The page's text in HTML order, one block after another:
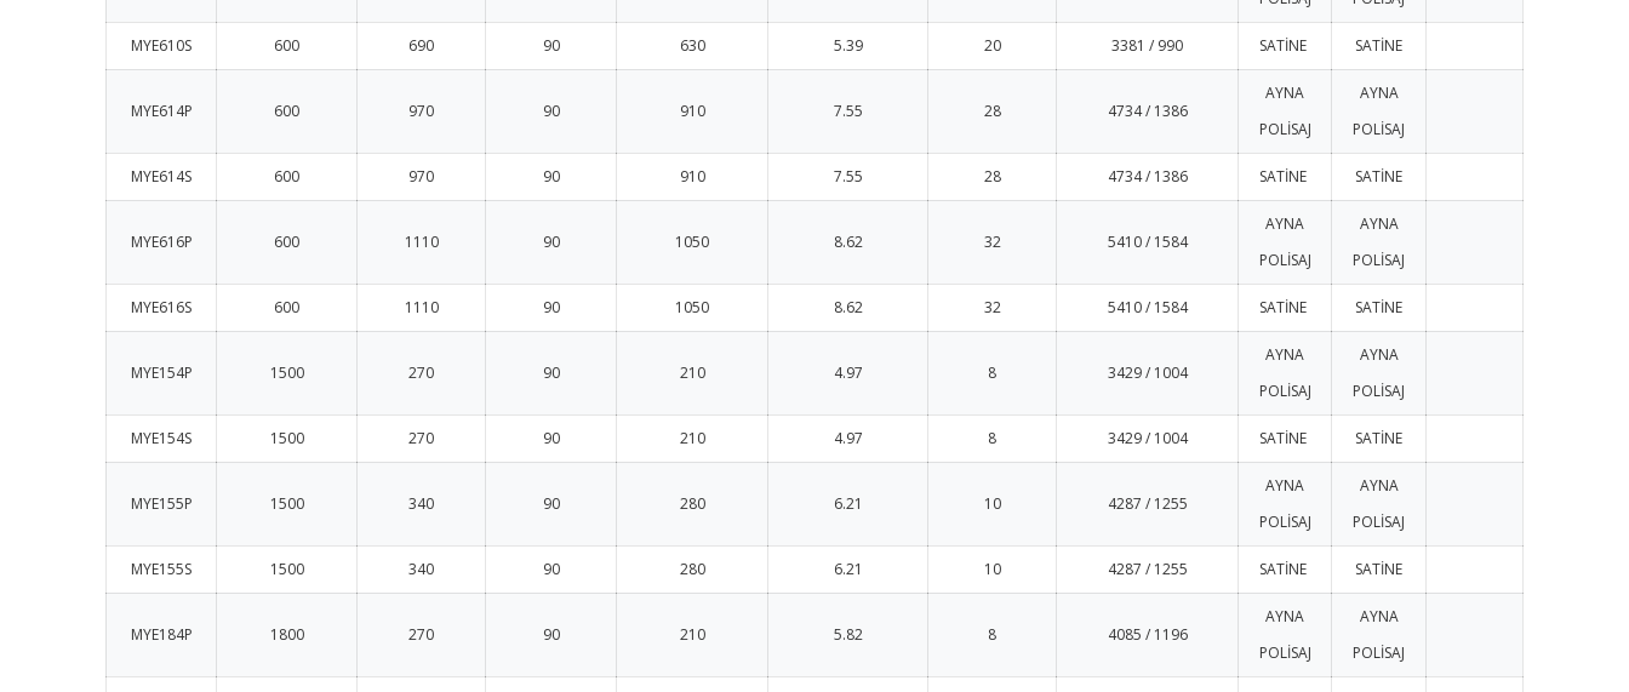
MYE610S 600 690 90 630 5.39 20 3381 / 990 SATİNE SATİNE
MYE614P 600 970 90 910 7.55 28 4734 / 1386
AYNA
POLİSAJ
AYNA
POLİSAJ
MYE614S 600 970 90 910 7.55 28 4734 / 1386 SATİNE SATİNE
MYE616P 600 1110 90 1050 8.62 32 5410 / 1584
AYNA
POLİSAJ
AYNA
POLİSAJ
MYE616S 600 1110 90 1050 8.62 32 5410 / 1584 SATİNE SATİNE
MYE154P 1500 270 90 210 4.97 8 3429 / 1004
AYNA
POLİSAJ
AYNA
POLİSAJ
MYE154S 1500 270 90 210 4.97 8 3429 / 1004 SATİNE SATİNE
MYE155P 1500 340 90 280 6.21 10 4287 / 1255
AYNA
POLİSAJ
AYNA
POLİSAJ
MYE155S 1500 340 90 280 6.21 10 4287 / 1255 SATİNE SATİNE
MYE184P 1800 270 90 210 5.82 8 4085 / 1196
AYNA
POLİSAJ
AYNA
POLİSAJ